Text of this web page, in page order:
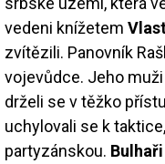
vedeni knížetem
zvítězili. Panovník
vojevůdce. Jeho
drželi se v těžko
uchylovali se k
partyzánskou.